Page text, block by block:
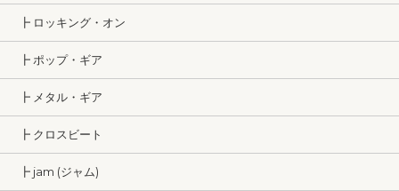
┣ ロッキング・オン
┣ ポップ・ギア
┣ メタル・ギア
┣ クロスビート
┣ jam (ジャム)